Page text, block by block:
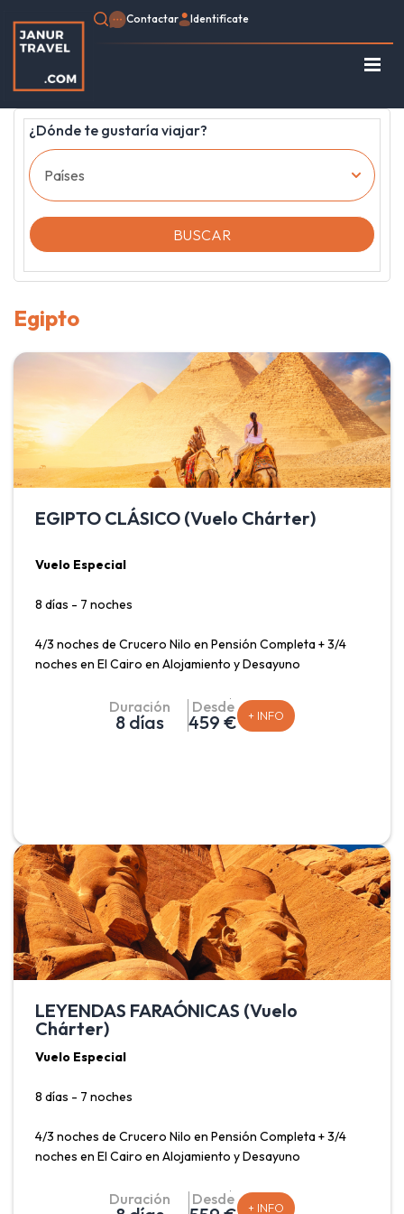
Contactar Identifícate
Inicio
Egipto
Turquía
Jordania
Marruecos
África
Tipo de viaje
¿Dónde te gustaría viajar?
BUSCAR
Egipto
EGIPTO CLÁSICO (Vuelo Chárter)
Vuelo Especial
8 días - 7 noches
4/3 noches de Crucero Nilo en Pensión Completa + 3/4
noches en El Cairo en Alojamiento y Desayuno
Salidas Madrid: Lunes, Viernes y Sábado.
Salidas Barcelona, Málaga y Valencia: Lunes.
Hatshepsut, Colosos de Memnón, Templo de Edfu, Templo
de Kom Ombo, Templo de Philae* y un paseo en velero
típico egipcio, además de la visita imprescindible al recinto
de las Pirámides y la Esfinge.
Duración
8 días
Desde
459 € + INFO
LEYENDAS FARAÓNICAS (Vuelo
Chárter)
Vuelo Especial
8 días - 7 noches
4/3 noches de Crucero Nilo en Pensión Completa + 3/4
noches en El Cairo en Alojamiento y Desayuno
Salidas Madrid: Lunes, Viernes y Sábado.
Duración Desde + INFO